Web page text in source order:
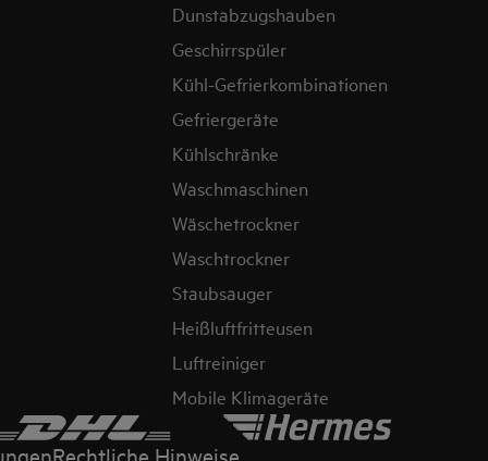
Dunstabzugshauben
Geschirrspüler
Kühl-Gefrierkombinationen
Gefriergeräte
Kühlschränke
Waschmaschinen
Wäschetrockner
Waschtrockner
Staubsauger
Heißluftfritteusen
Luftreiniger
Mobile Klimageräte
Rechtliche Hinweise